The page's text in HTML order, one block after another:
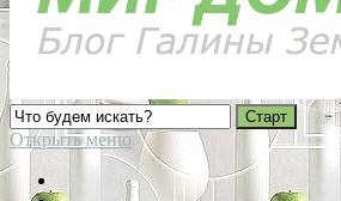
Открыть меню